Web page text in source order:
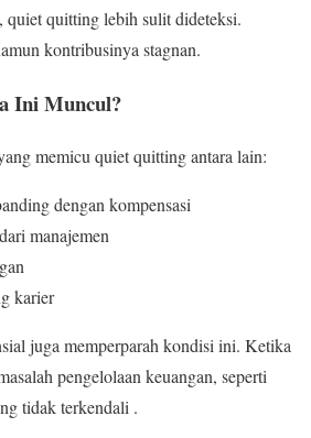
quiet quitting lebih sulit dideteksi.
kontribusinya stagnan.
Ini Muncul?
memicu quiet quitting antara lain:
dengan kompensasi
manajemen
karier
juga memperparah kondisi ini. Ketika
pengelolaan keuangan, seperti
tidak terkendali .